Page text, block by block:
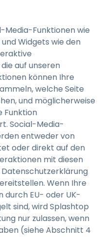
Media-Funktionen wie
Widgets wie den
auf unseren
können Ihre
welche Seite
und möglicherweise
Funktion
Social-Media-
entweder von
oder direkt auf den
mit diesen
Wenn Ihre
EU- oder UK-
sind, wird Splashtop
nur zulassen, wenn
(siehe Abschnitt 4